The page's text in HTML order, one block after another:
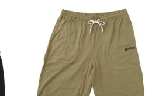
以内にご連絡ください。
上、返品交換不可とさせて頂いております。予め